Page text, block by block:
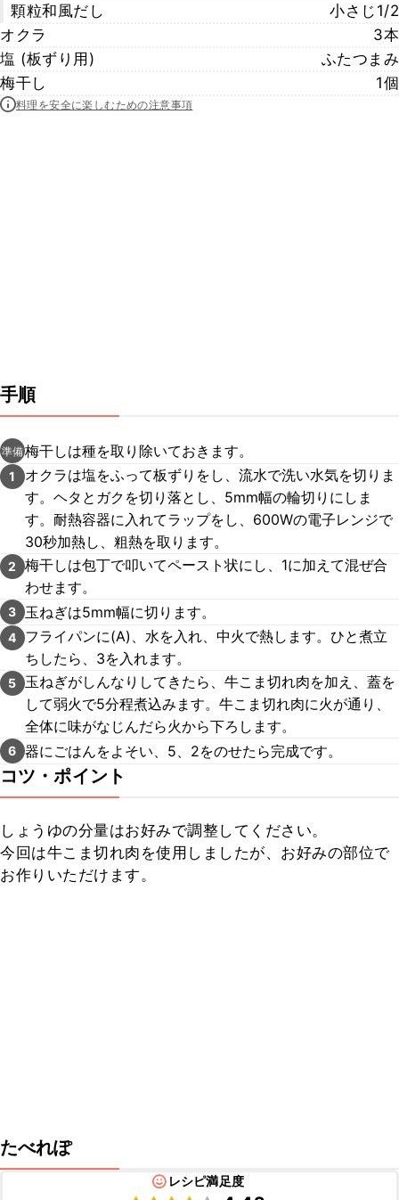
顆粒和風だし
小さじ1/2
オクラ
3本
塩 (板ずり用)
ふたつまみ
梅干し
1個
料理を安全に楽しむための注意事項
手順
準備梅干しは種を取り除いておきます。
1
オクラは塩をふって板ずりをし、流水で洗い水気を切りま
す。ヘタとガクを切り落とし、5mm幅の輪切りにしま
す。耐熱容器に入れてラップをし、600Wの電子レンジで
30秒加熱し、粗熱を取ります。
2
梅干しは包丁で叩いてペースト状にし、1に加えて混ぜ合
わせます。
3 玉ねぎは5mm幅に切ります。
4
フライパンに(A)、水を入れ、中火で熱します。ひと煮立
ちしたら、3を入れます。
5
玉ねぎがしんなりしてきたら、牛こま切れ肉を加え、蓋を
して弱火で5分程煮込みます。牛こま切れ肉に火が通り、
全体に味がなじんだら火から下ろします。
6 器にごはんをよそい、5、2をのせたら完成です。
コツ・ポイント
しょうゆの分量はお好みで調整してください。
今回は牛こま切れ肉を使用しましたが、お好みの部位で
お作りいただけます。
たべれぽ
レシピ満足度